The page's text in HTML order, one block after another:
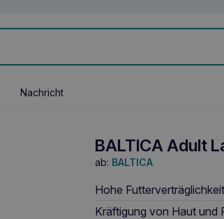
Nachricht
BALTICA Adult
ab: BALTICA
Hohe Futterverträglichkeit
Kräftigung von Haut und